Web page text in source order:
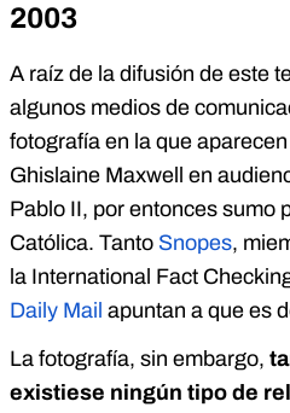
2003
A raíz de la difusión de este
algunos medios de
fotografía en la que
Ghislaine Maxwell en
Pablo II, por entonces sumo
Católica. Tanto Snopes,
la International Fact
Daily Mail apuntan a que es
La fotografía, sin embargo,
existiese ningún tipo de